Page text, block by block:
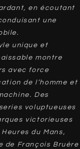
en écoutant
une
unique et
montre
avec force
de l’homme et
Des
voluptueuses
victorieuses
du Mans,
de François Bruère